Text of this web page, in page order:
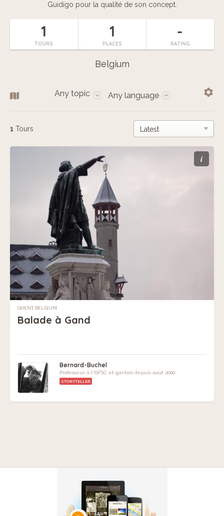
Guidigo pour la qualité de son concept.
1
TOURS
1
PLACES
-
RATING
Belgium
Any topic Any language
1 Tours
i
GHENT, BELGIUM
Balade à Gand
Bernard-Buchel
Professeur à l'ISFSC et gantois depuis août 2000.
STORYTELLER